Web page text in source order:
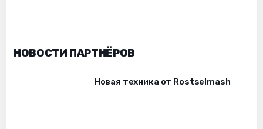
НОВОСТИ ПАРТНЁРОВ
Новая техника от Rostselmash